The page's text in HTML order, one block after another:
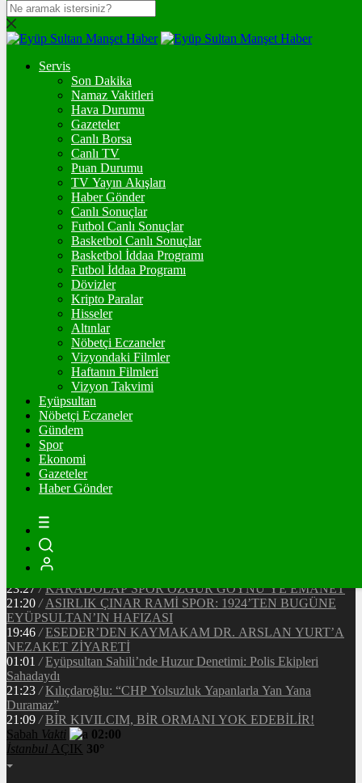
DOLAR
47,7436$% 0.18
EURO
% 0.32
STERLİN
% 0.38
GRAM ALTIN
%2,59
%2,39
BİTCOİN
ETHEREUM
TETHER
Servis
Son Dakika
Namaz Vakitleri
Hava Durumu
Gazeteler
Canlı Borsa
Canlı TV
Puan Durumu
TV Yayın Akışları
Haber Gönder
Canlı Sonuçlar
Futbol Canlı Sonuçlar
Basketbol Canlı Sonuçlar
Basketbol İddaa Programı
Futbol İddaa Programı
Dövizler
Kripto Paralar
Hisseler
Altınlar
Nöbetçi Eczaneler
Vizyondaki Filmler
Haftanın Filmleri
Vizyon Takvimi
Eyüpsultan
Nöbetçi Eczaneler
Gündem
Spor
Ekonomi
Gazeteler
Haber Gönder
20:37 / CHP EYÜPSULTAN İLÇE ÖRGÜTÜ ÜYELERİ
/ MHP EYÜPSULTAN TEŞKİLATI’NIN ACI GÜNÜ
13:33
/ BAŞKAN DR. MİTHAT BÜLENT ÖZMEN’DEN
KAMUOYUNA AÇIKLAMA
Makyaj Sanatçısı Uzay Damla Yıldız, Uluslararası
Başarılarıyla Türkiye’yi Temsil Ediyor
23:27 / KARADOLAP SPOR ÖZGÜR GÖYNÜ’YE EMANET
21:20 / ASIRLIK ÇINAR RAMİ SPOR: 1924’TEN BUGÜNE
EYÜPSULTAN’IN HAFIZASI
19:46 / ESEDER’DEN KAYMAKAM DR. ARSLAN YURT’A
NEZAKET ZİYARETİ
01:01 / Eyüpsultan Sahili’nde Huzur Denetimi: Polis Ekipleri
Sahadaydı
21:23 / Kılıçdaroğlu: “CHP Yolsuzluk Yapanlarla Yan Yana
Duramaz”
21:09 / BİR KIVILCIM, BİR ORMANI YOK EDEBİLİR!
Sabah Vakti
02:00
İstanbul AÇIK 30°